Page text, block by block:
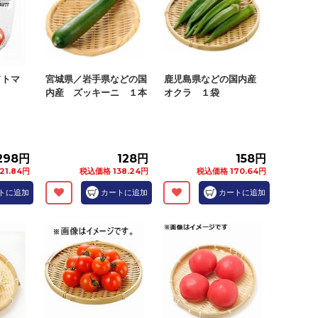
マ
円
円
に追加
宮城県／岩手県などの国
内産 ズッキーニ １本
128円
税込価格 138.24円
カートに追加
鹿児島県などの国内産
オクラ １袋
158円
税込価格 170.64円
カートに追加